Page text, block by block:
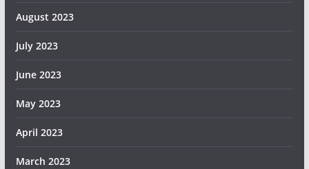
August 2023
July 2023
June 2023
May 2023
April 2023
March 2023